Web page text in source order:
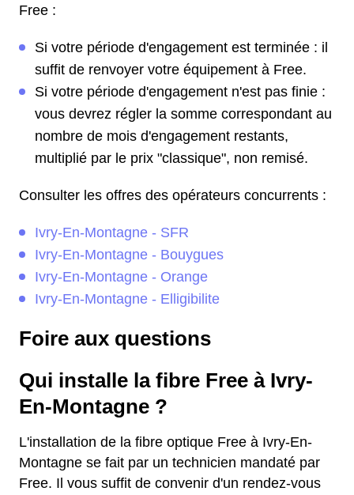
Free :
Si votre période d'engagement est terminée : il
suffit de renvoyer votre équipement à Free.
Si votre période d'engagement n'est pas finie :
vous devrez régler la somme correspondant au
nombre de mois d'engagement restants,
multiplié par le prix "classique", non remisé.
Consulter les offres des opérateurs concurrents :
Ivry-En-Montagne - SFR
Ivry-En-Montagne - Bouygues
Ivry-En-Montagne - Orange
Ivry-En-Montagne - Elligibilite
Foire aux questions
Qui installe la fibre Free à Ivry-
En-Montagne ?
L'installation de la fibre optique Free à Ivry-En-
Montagne se fait par un technicien mandaté par
Free. Il vous suffit de convenir d'un rendez-vous